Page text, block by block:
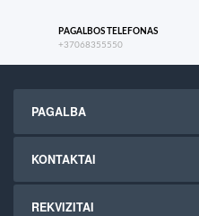
PAGALBOS TELEFONAS
+37068355550
PAGALBA
KONTAKTAI
REKVIZITAI